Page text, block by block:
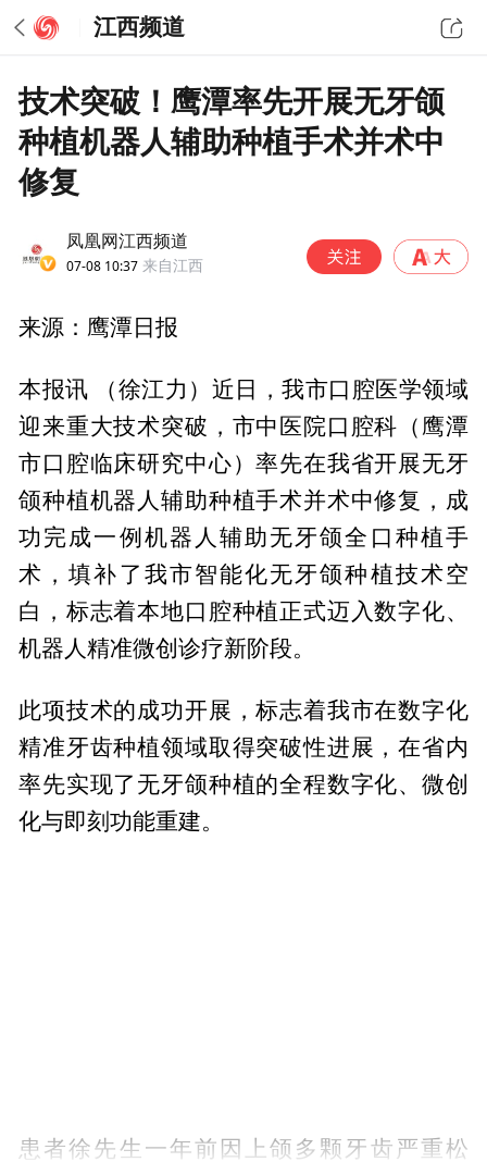
江西频道
技术突破！鹰潭率先开展无牙颌
种植机器人辅助种植手术并术中
修复
凤凰网江西频道
07-08 10:37 来自江西
来源：鹰潭日报
本报讯 （徐江力）近日，我市口腔医学领域
迎来重大技术突破，市中医院口腔科（鹰潭
市口腔临床研究中心）率先在我省开展无牙
颌种植机器人辅助种植手术并术中修复，成
功完成一例机器人辅助无牙颌全口种植手
术，填补了我市智能化无牙颌种植技术空
白，标志着本地口腔种植正式迈入数字化、
机器人精准微创诊疗新阶段。
此项技术的成功开展，标志着我市在数字化
精准牙齿种植领域取得突破性进展，在省内
率先实现了无牙颌种植的全程数字化、微创
化与即刻功能重建。
患者徐先生一年前因上颌多颗牙齿严重松